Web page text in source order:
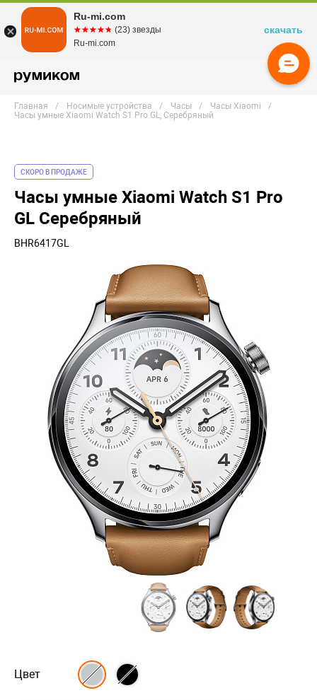
Главная Носимые устройства Часы
Часы Xiaomi
Часы умные Xiaomi Watch S1 Pro GL, Серебряный
СКОРО В ПРОДАЖЕ
Часы умные Xiaomi Watch S1 Pro
GL Серебряный
BHR6417GL
Цвет
Ru-mi.com
☆☆☆☆☆
★★★★★ (23) звезды
Ru-mi.com
скачать